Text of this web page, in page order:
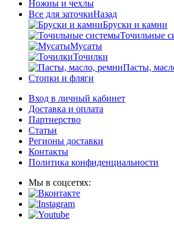
Ножны и чехлы
Все для заточкиНазад
Бруски и камни
Точильные
Мусаты
Точилки
Пасты,
Стопки и фляги
Вход в личный кабинет
Доставка и оплата
Партнерство
Статьи
Регионы доставки
Контакты
Политика конфиденциальности
Мы в соцсетях: